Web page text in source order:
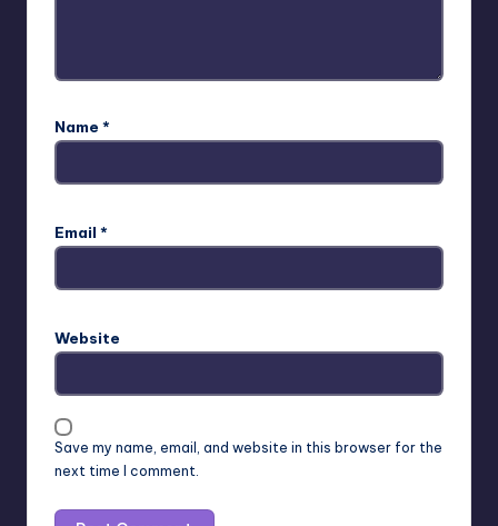
Name *
Email *
Website
Save my name, email, and website in this browser for the
next time I comment.